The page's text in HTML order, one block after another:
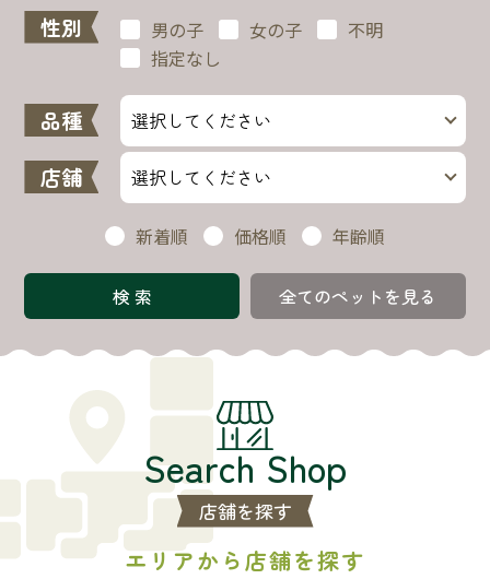
性別 男の子 女の子
不明
指定なし
品種
店舗
新着順 価格順 年齢順
全てのペットを見る
Search Shop
店舗を探す
エリアから店舗を探す